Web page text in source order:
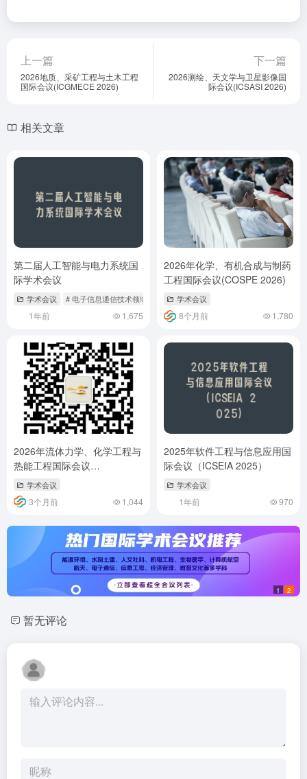
上一篇
2026地质、采矿工程与土木工程
国际会议(ICGMECE 2026)
下一篇
2026测绘、天文学与卫星影像国
际会议(ICSASI 2026)
相关文章
第二届人工智能与电力系统国
际学术会议
学术会议 # 电子信息通信技术领域会议
1年前 1,675
2026年化学、有机合成与制药
工程国际会议(COSPE 2026)
学术会议
8个月前 1,780
2026年流体力学、化学工程与
热能工程国际会议
（ICFMCETE 2026）
学术会议
3个月前 1,044
2025年软件工程与信息应用国
际会议（ICSEIA 2025）
学术会议
1年前 970
1 2
暂无评论